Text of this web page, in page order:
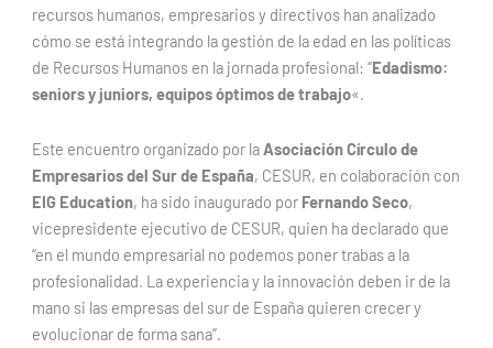
recursos humanos, empresarios y directivos han analizado
cómo se está integrando la gestión de la edad en las políticas
de Recursos Humanos en la jornada profesional: “Edadismo:
seniors y juniors, equipos óptimos de trabajo«.
Este encuentro organizado por laAsociación Círculo de
Empresarios del Sur de España, CESUR, en colaboración con
EIG Education, ha sido inaugurado por Fernando Seco,
vicepresidente ejecutivo de CESUR, quien ha declarado que
“en el mundo empresarial no podemos poner trabas a la
profesionalidad. La experiencia y la innovación deben ir de la
mano si las empresas del sur de España quieren crecer y
evolucionar de forma sana”.